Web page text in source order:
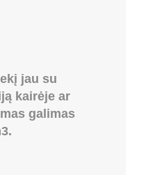
jau su
kairėje ar
galimas